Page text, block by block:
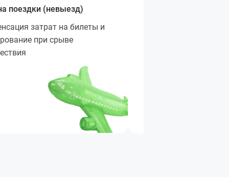
поездки (невыезд)
затрат на билеты и
при срыве